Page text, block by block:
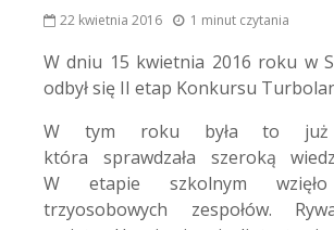
22 kwietnia 2016 1 minut czytania
W dniu 15 kwietnia 2016 roku w
odbył się II etap Konkursu
W tym roku była to już
która sprawdzała szeroką
W etapie szkolnym
trzyosobowych zespołów.